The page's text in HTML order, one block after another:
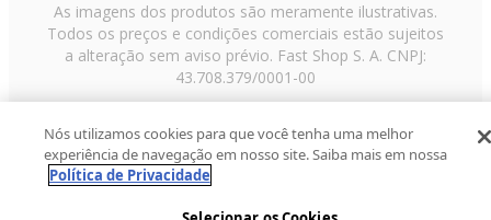
As imagens dos produtos são meramente ilustrativas.
Todos os preços e condições comerciais estão sujeitos
a alteração sem aviso prévio. Fast Shop S. A. CNPJ:
43.708.379/0001-00
Paulo/SP, CEP 02029-001, Telefone: 11 3003-3728 ©
2013 Fast Shop - Todos os direitos reservadosRF
Nós utilizamos cookies para que você tenha uma melhor
experiência de navegação em nosso site. Saiba mais em nossa
Política de Privacidade